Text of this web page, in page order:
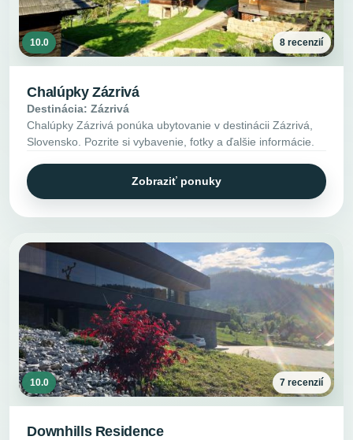
10.0 8 recenzií
Chalúpky Zázrivá
Destinácia: Zázrivá
Chalúpky Zázrivá ponúka ubytovanie v destinácii Zázrivá,
Slovensko. Pozrite si vybavenie, fotky a ďalšie informácie.
Zobraziť ponuky
10.0 7 recenzií
Downhills Residence